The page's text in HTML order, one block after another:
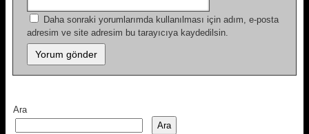
Daha sonraki yorumlarımda kullanılması için adım, e-posta
adresim ve site adresim bu tarayıcıya kaydedilsin.
Ara
Ara